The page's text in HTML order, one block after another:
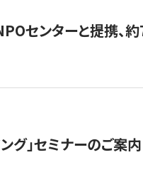
センターと提携、
グ」セミナーのご案内